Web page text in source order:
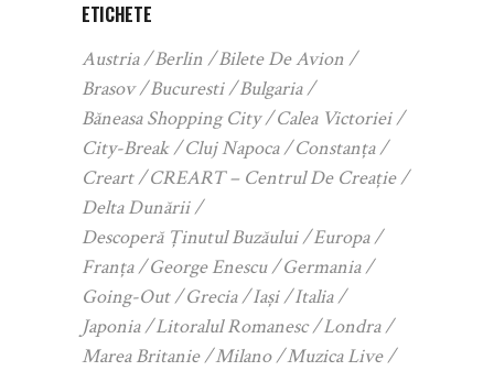
ETICHETE
Austria Berlin
Bilete De Avion
Brasov
Bucuresti
Bulgaria
Băneasa Shopping City
Calea Victoriei
City-Break
Cluj Napoca
Constanța
Creart
CREART – Centrul De Creație
Delta Dunării
Descoperă Ținutul Buzăului
Europa
Franța
George Enescu
Germania
Going-Out
Grecia Iași
Italia
Japonia
Litoralul Romanesc
Londra
Marea Britanie
Milano
Muzica Live